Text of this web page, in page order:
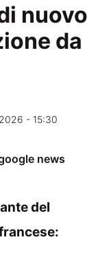
nuovo
da
- 15:30
news
del